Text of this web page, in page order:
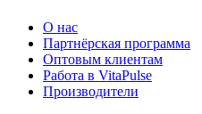
О нас
Партнёрская программа
Оптовым клиентам
Работа в VitaPulse
Производители